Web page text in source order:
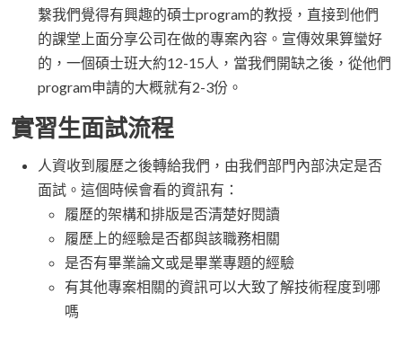
繫我們覺得有興趣的碩士program的教授，直接到他們
的課堂上面分享公司在做的專案內容。宣傳效果算蠻好
的，一個碩士班大約12-15人，當我們開缺之後，從他們
program申請的大概就有2-3份。
實習生面試流程
人資收到履歷之後轉給我們，由我們部門內部決定是否
面試。這個時候會看的資訊有：
履歷的架構和排版是否清楚好閱讀
履歷上的經驗是否都與該職務相關
是否有畢業論文或是畢業專題的經驗
有其他專案相關的資訊可以大致了解技術程度到哪
嗎